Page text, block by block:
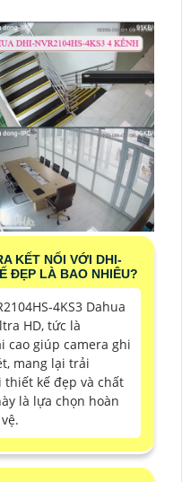
KẾT NỐI VỚI DHI-
ĐẸP LÀ BAO NHIÊU?
4KS3 Dahua
HD, tức là
cao giúp camera ghi
mang lại trải
kế đẹp và chất
là lựa chọn hoàn